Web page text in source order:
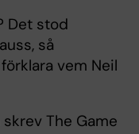
Det stod
så
vem Neil
The Game